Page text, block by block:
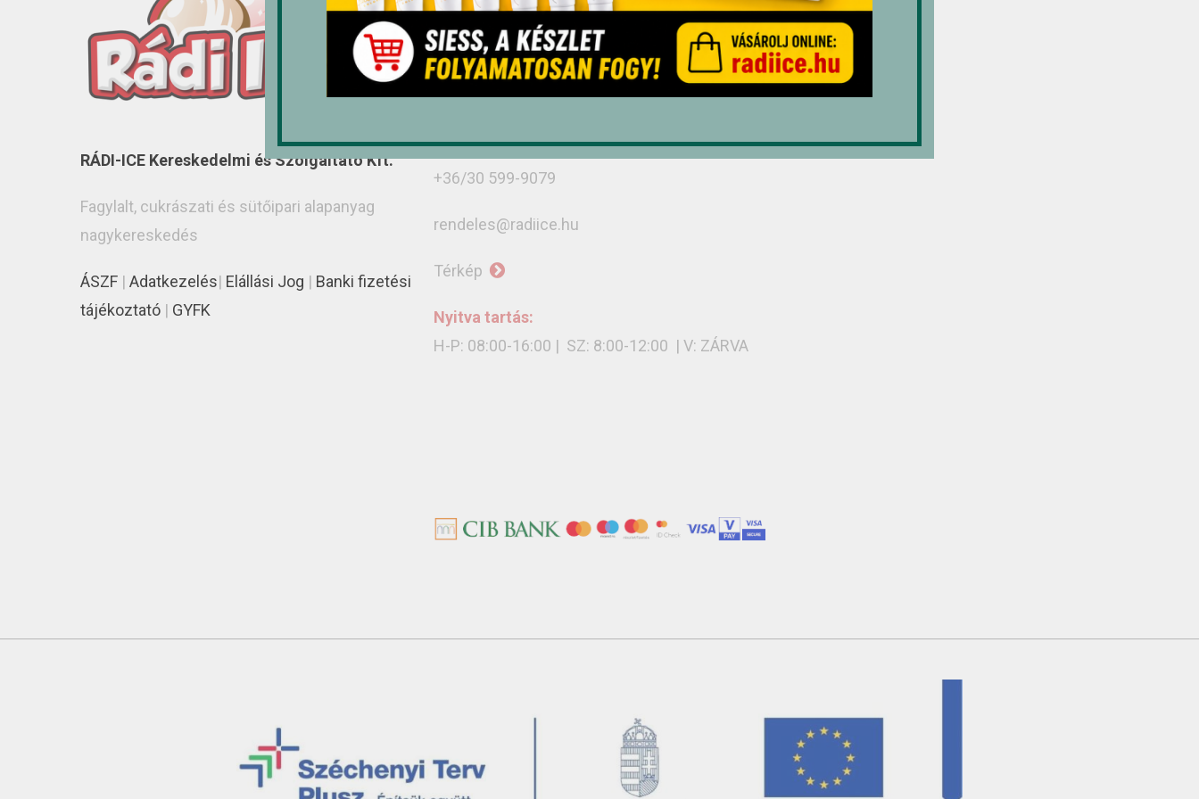
RÁDI-ICE Kereskedelmi és Szolgáltató Kft.
Fagylalt, cukrászati és sütőipari alapanyag
nagykereskedés
ÁSZF | Adatkezelés| Elállási Jog | Banki fizetési
tájékoztató | GYFK
Debrecen, Monostorpályi út 9-11, 4030
+36/30 402-8679
+36/30 599-9079
rendeles@radiice.hu
Térkép
Nyitva tartás:
H-P: 08:00-16:00 | SZ: 8:00-12:00 | V: ZÁRVA